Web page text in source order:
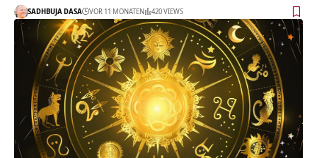
SADHBUJA DASA VOR 11 MONATEN 420 VIEWS